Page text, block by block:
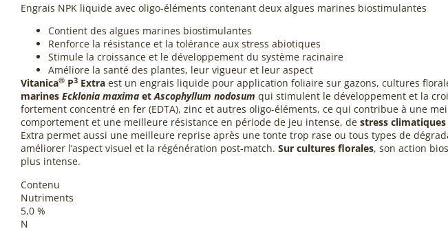
Engrais NPK liquide avec oligo-éléments contenant deux algues marines biostimulantes
Contient des algues marines biostimulantes
Renforce la résistance et la tolérance aux stress abiotiques
Stimule la croissance et le développement du système racinaire
Améliore la santé des plantes, leur vigueur et leur aspect
Vitanica® P3 Extra est un engrais liquide pour application foliaire sur gazons, cultures
marines Ecklonia maxima etAscophyllum nodosum qui stimulent le développement et la
fortement concentré en fer (EDTA), zinc et autres oligo-éléments, ce qui contribue à une
comportement et une meilleure résistance en période de jeu intense, de stress
Extra permet aussi une meilleure reprise après une tonte trop rase ou tous types de
améliorer l’aspect visuel et la régénération post-match. Sur cultures florales, son action
plus intense.
Contenu
Nutriments
5,0 %
N